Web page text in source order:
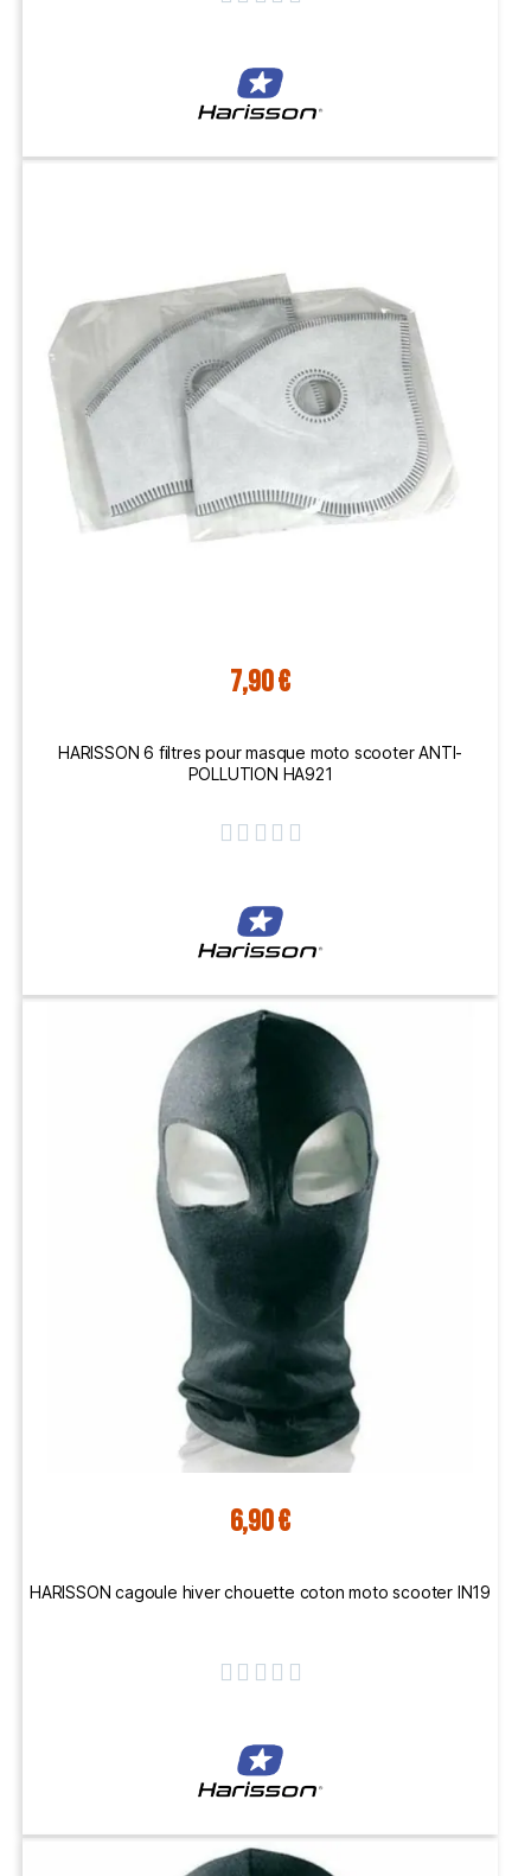
7,90 €
HARISSON 6 filtres pour masque moto scooter ANTI-
POLLUTION HA921
    
6,90 €
HARISSON cagoule hiver chouette coton moto scooter IN19
    